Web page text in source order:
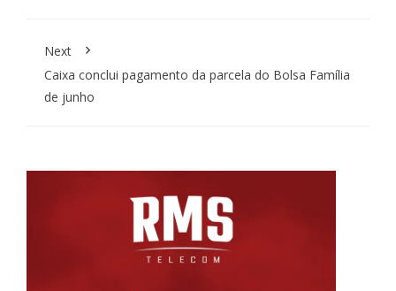
Next
Caixa conclui pagamento da parcela do Bolsa Família
de junho